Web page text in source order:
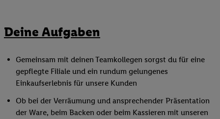
Deine Aufgaben
Gemeinsam mit deinen Teamkollegen sorgst du für eine
gepflegte Filiale und ein rundum gelungenes
Einkaufserlebnis für unsere Kunden
Ob bei der Verräumung und ansprechender Präsentation
der Ware, beim Backen oder beim Kassieren mit unseren